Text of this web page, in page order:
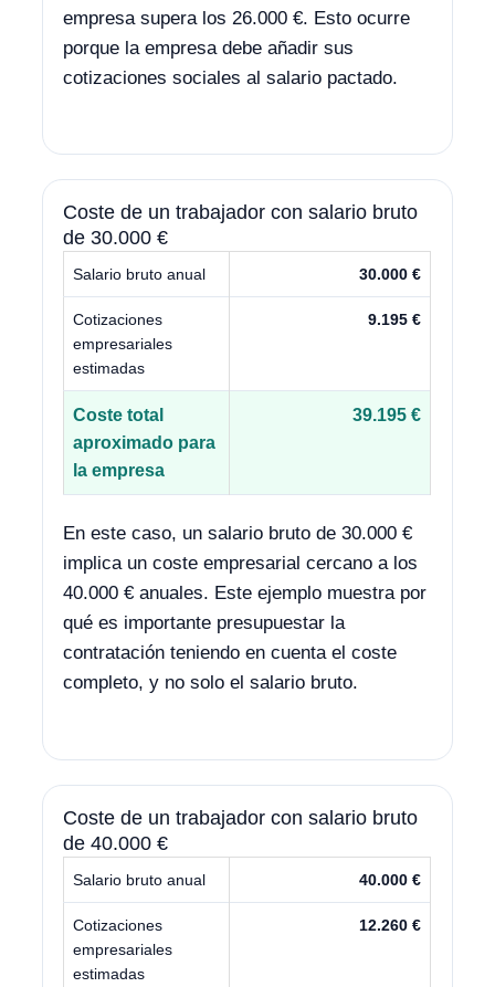
empresa supera los 26.000 €. Esto ocurre
porque la empresa debe añadir sus
cotizaciones sociales al salario pactado.
Coste de un trabajador con salario bruto
de 30.000 €
Salario bruto anual 30.000 €
Cotizaciones
empresariales
estimadas
9.195 €
Coste total
aproximado para
la empresa
39.195 €
En este caso, un salario bruto de 30.000 €
implica un coste empresarial cercano a los
40.000 € anuales. Este ejemplo muestra por
qué es importante presupuestar la
contratación teniendo en cuenta el coste
completo, y no solo el salario bruto.
Coste de un trabajador con salario bruto
de 40.000 €
Salario bruto anual 40.000 €
Cotizaciones
empresariales
estimadas
12.260 €